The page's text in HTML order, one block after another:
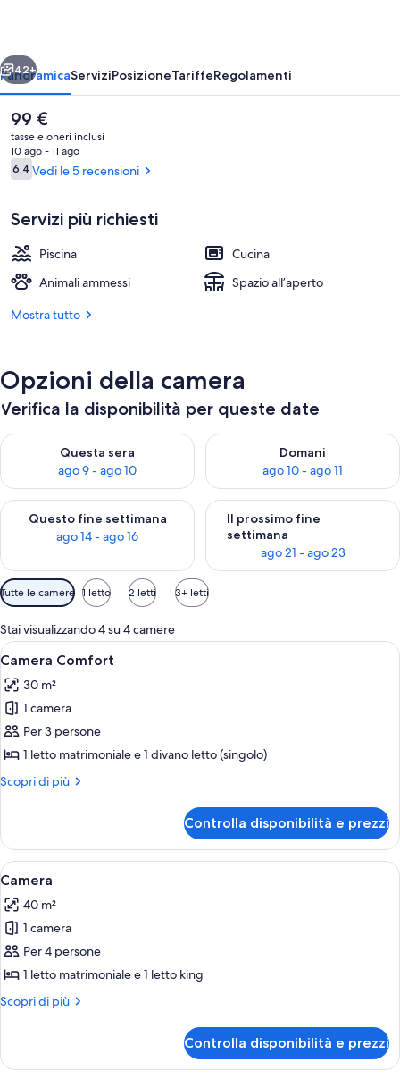
Esterni
Avanti
42+
PanoramicaServiziPosizioneTariffeRegolamenti
Il
prezzo
attuale
è
99 €
99 €
tasse e oneri inclusi
10 ago - 11 ago
Recensioni
6,46,4 su 10
Vedi le 5 recensioni
Servizi più richiesti
Piscina
Cucina
Animali ammessi
Spazio all’aperto
Mostra tutto
Opzioni della camera
Verifica la disponibilità per queste date
Questa sera
ago 9 - ago 10
Verifica la disponibilità per questa sera, ago 9 - ago 10
Domani
ago 10 - ago 11
Verifica la disponibilità per
Questo fine settimana
ago 14 - ago 16
Verifica la disponibilità per questo fine settimana, ago 14 -
Il prossimo fine
settimana
ago 21 - ago 23
Verifica la disponibilità per il
Filtri
disponibili
per
le
camere
Tutte le camere 1 letto 2 letti 3+ letti
Stai visualizzando 4 su 4 camere
Apri
tutte
le
foto
per
Camera
Comfort
Una proprietà residenziale con
17
Camera Comfort
30 m²
1 camera
Per 3 persone
1 letto matrimoniale e 1 divano letto (singolo)
Scopri di più
Altri
Comfort
Controlla disponibilità e prezzi
Apri
tutte
le
foto
per
Camera
Una casa con piscina, zona relax
17
Camera
40 m²
1 camera
Per 4 persone
1 letto matrimoniale e 1 letto king
Scopri di più
Altri
Controlla disponibilità e prezzi